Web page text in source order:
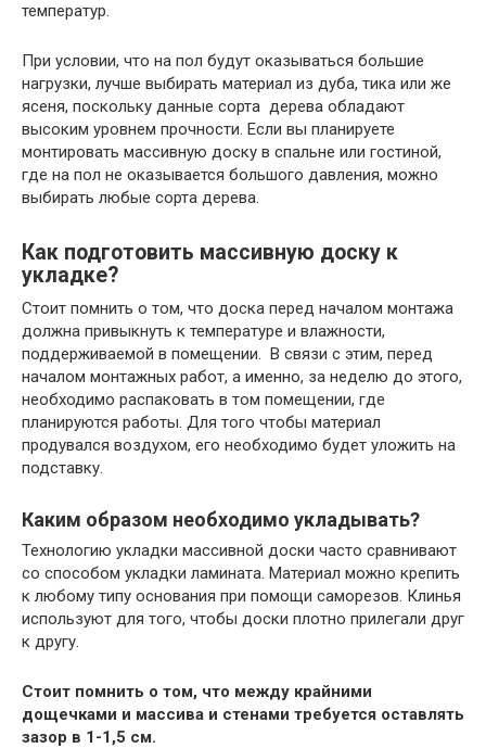
температур.
При условии, что на пол будут оказываться большие
нагрузки, лучше выбирать материал из дуба, тика или же
ясеня, поскольку данные сорта дерева обладают
высоким уровнем прочности. Если вы планируете
монтировать массивную доску в спальне или гостиной,
где на пол не оказывается большого давления, можно
выбирать любые сорта дерева.
Как подготовить массивную доску к
укладке?
Стоит помнить о том, что доска перед началом монтажа
должна привыкнуть к температуре и влажности,
поддерживаемой в помещении. В связи с этим, перед
началом монтажных работ, а именно, за неделю до этого,
необходимо распаковать в том помещении, где
планируются работы. Для того чтобы материал
продувался воздухом, его необходимо будет уложить на
подставку.
Каким образом необходимо укладывать?
Технологию укладки массивной доски часто сравнивают
со способом укладки ламината. Материал можно крепить
к любому типу основания при помощи саморезов. Клинья
используют для того, чтобы доски плотно прилегали друг
к другу.
Стоит помнить о том, что между крайними
дощечками и массива и стенами требуется оставлять
зазор в 1-1,5 см.